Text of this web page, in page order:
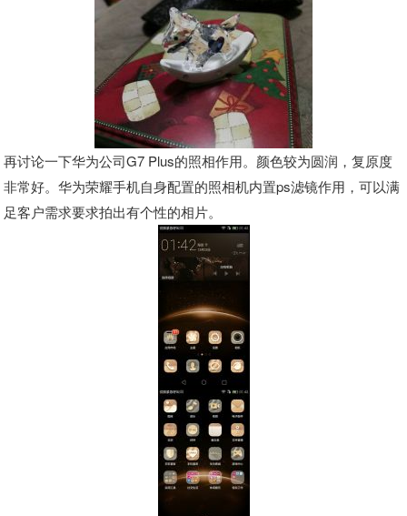
再讨论一下华为公司G7 Plus的照相作用。颜色较为圆润，复原度
非常好。华为荣耀手机自身配置的照相机内置ps滤镜作用，可以满
足客户需求要求拍出有个性的相片。